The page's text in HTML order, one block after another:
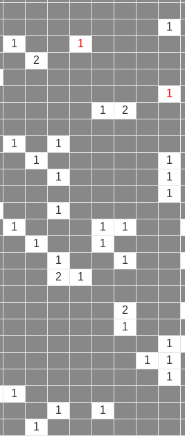
1
1 1
2
1
1 2
1 1
1 1
1 1
1
1
1 1 1
1 1
1 1
2 1
2
1
1
1 1
1
1
1 1
1